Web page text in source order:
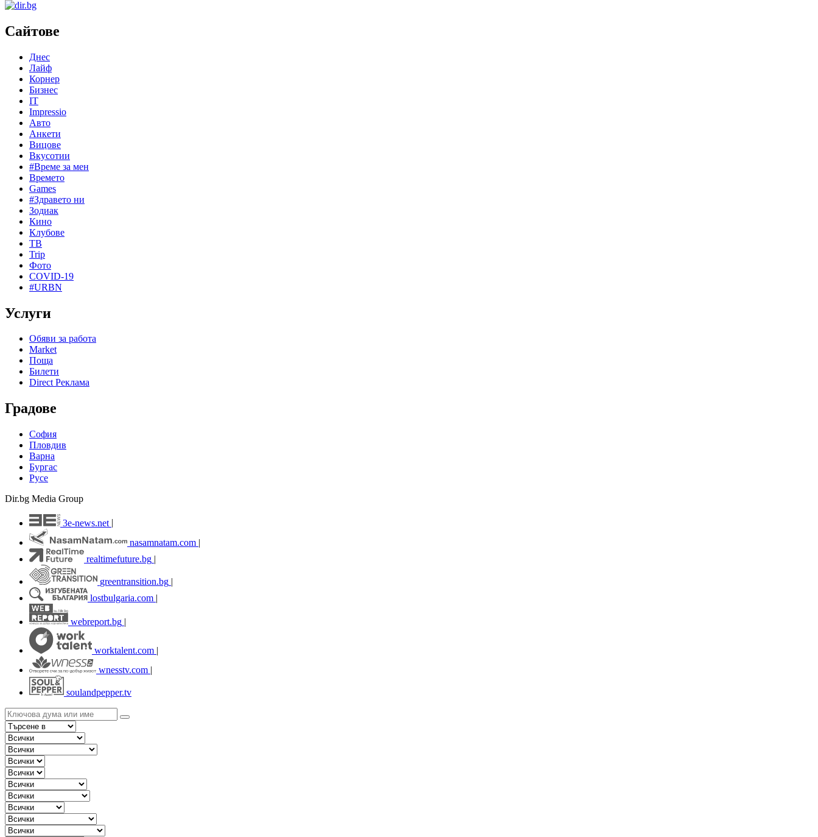
Сайтове
Днес
Лайф
Корнер
Бизнес
IT
Impressio
Авто
Анкети
Вицове
Вкусотии
#Време за мен
Времето
Games
#Здравето ни
Зодиак
Кино
Клубове
ТВ
Trip
Фото
COVID-19
#URBN
Услуги
Обяви за работа
Market
Поща
Билети
Direct Реклама
Градове
София
Пловдив
Варна
Бургас
Русе
Dir.bg Media Group
3e-news.net
nasamnatam.com |
realtimefuture.bg |
greentransition.bg |
lostbulgaria.com |
webreport.bg |
worktalent.com |
wnesstv.com |
soulandpepper.tv